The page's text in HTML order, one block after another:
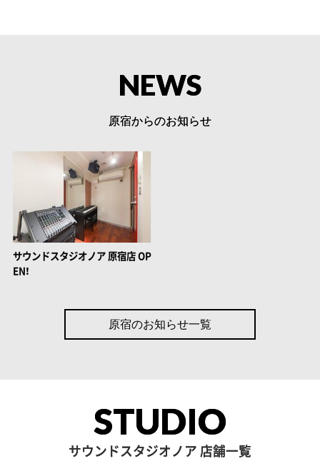
NEWS
原宿からのお知らせ
サウンドスタジオノア 原宿店 OP
EN！
原宿のお知らせ一覧
STUDIO
サウンドスタジオノア 店舗一覧